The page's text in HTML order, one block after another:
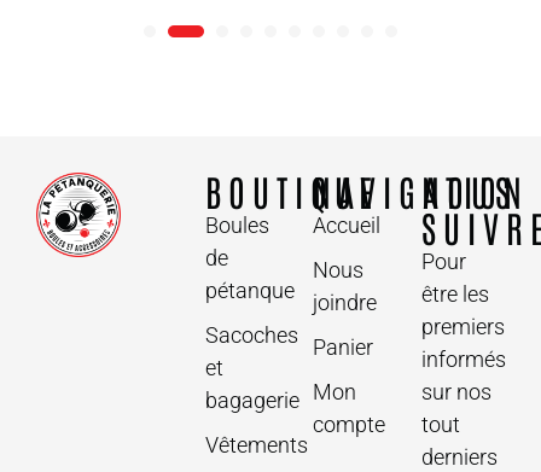
BOUTIQUE
Boules
de
pétanque
Sacoches
et
bagagerie
Vêtements
NAVIGATION
Accueil
Nous
joindre
Panier
Mon
compte
NOUS
Pour
être les
premiers
informés
sur nos
tout
derniers